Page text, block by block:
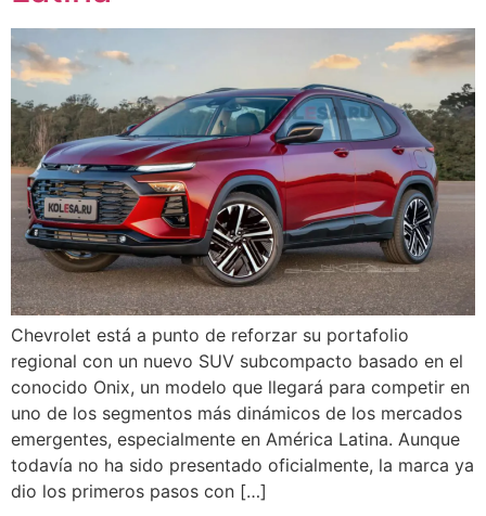
Chevrolet está a punto de reforzar su portafolio
regional con un nuevo SUV subcompacto basado en el
conocido Onix, un modelo que llegará para competir en
uno de los segmentos más dinámicos de los mercados
emergentes, especialmente en América Latina. Aunque
todavía no ha sido presentado oficialmente, la marca ya
dio los primeros pasos con […]